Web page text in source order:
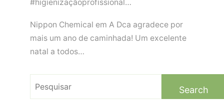
#higienizaçãoprofissional…
Nippon Chemical em A Dca agradece por
mais um ano de caminhada! Um excelente
natal a todos…
Search
for: